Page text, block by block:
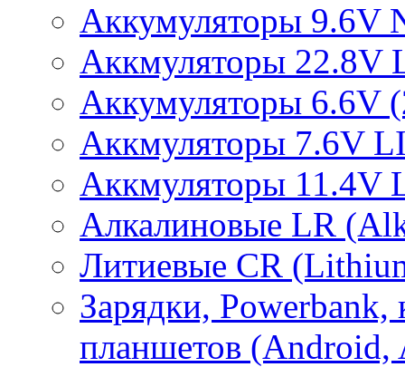
Аккумуляторы 9.6V
Аккмуляторы 22.8V
Аккумуляторы 6.6V
Аккмуляторы 7.6V
Аккмуляторы 11.4V
Алкалиновые LR
Литиевые CR
Зарядки, Powerbank,
планшетов (Android,